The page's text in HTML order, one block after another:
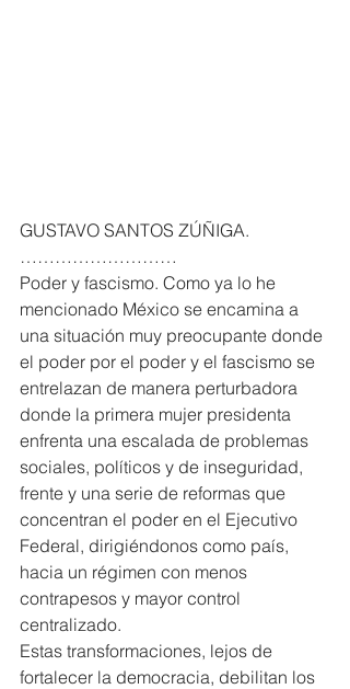
GUSTAVO SANTOS ZÚÑIGA.
………………………
Poder y fascismo. Como ya lo he
mencionado México se encamina a
una situación muy preocupante donde
el poder por el poder y el fascismo se
entrelazan de manera perturbadora
donde la primera mujer presidenta
enfrenta una escalada de problemas
sociales, políticos y de inseguridad,
frente y una serie de reformas que
concentran el poder en el Ejecutivo
Federal, dirigiéndonos como país,
hacia un régimen con menos
contrapesos y mayor control
centralizado.
Estas transformaciones, lejos de
fortalecer la democracia, debilitan los